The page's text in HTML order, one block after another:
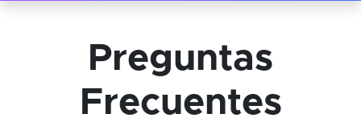
Preguntas
Frecuentes